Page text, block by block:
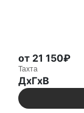
от 21 150₽
Тахта
ДxГxВ